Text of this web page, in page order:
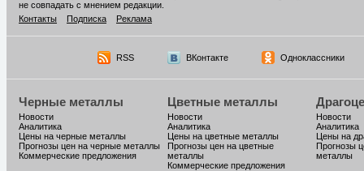
не совпадать с мнением редакции.
Контакты
Подписка Реклама
RSS ВКонтакте Одноклассники
Черные металлы
Новости
Аналитика
Цены на черные металлы
Прогнозы цен на черные металлы
Коммерческие предложения
Цветные металлы
Новости
Аналитика
Цены на цветные металлы
Прогнозы цен на цветные
металлы
Коммерческие предложения
Новости
Аналитика
Цены на
Прогнозы
металлы